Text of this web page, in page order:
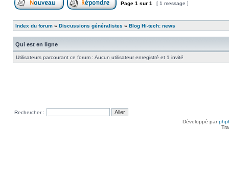
Page 1 sur 1 [ 1 message ]
Index du forum » Discussions généralistes » Blog Hi-tech: news
Qui est en ligne
Utilisateurs parcourant ce forum : Aucun utilisateur enregistré et 1 invité
Rechercher :
Développé par